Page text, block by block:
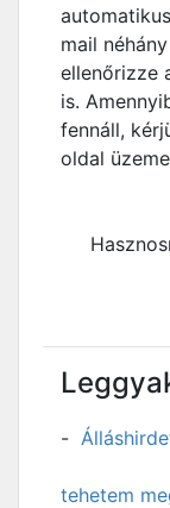
mail
ellenőrizze
is.
fennáll,
oldal
tehetem